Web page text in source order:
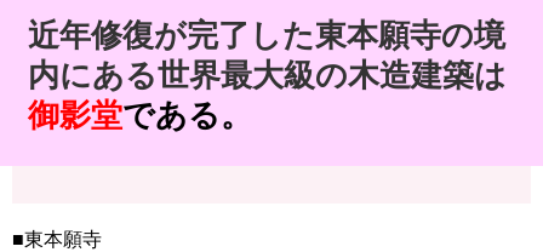
近年修復が完了した東本願寺の境
内にある世界最大級の木造建築は
御影堂である。
■東本願寺